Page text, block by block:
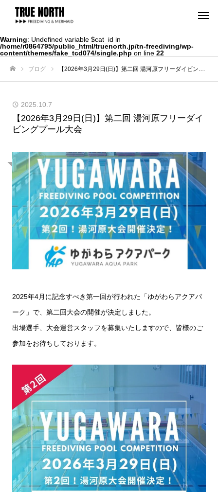
Warning: Undefined variable $cat_id in
/home/r0864795/public_html/truenorth.jp/tn-freediving/wp-
content/themes/fake_tcd074/single.php on line 22
ブログ 【2026年3月29日(日)】第二回 湯河原フリーダイビングプール大会
2025.10.7
【2026年3月29日(日)】第二回 湯河原フリーダイ
ビングプール大会
2025年4月に記念すべき第一回が行われた「ゆがわらアクアパ
ーク」で、第二回大会の開催が決定しました。
出場選手、大会運営スタッフを募集いたしますので、皆様のご
参加をお待ちしております。